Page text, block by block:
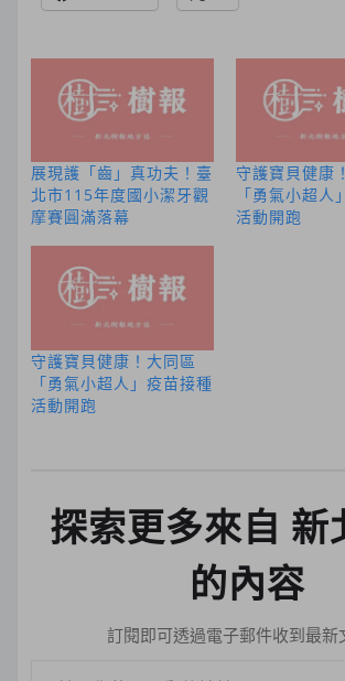
展現護「齒」真功夫！臺
北市115年度國小潔牙觀
摩賽圓滿落幕
守護寶貝健康
「勇氣小超人
活動開跑
守護寶貝健康！大同區
「勇氣小超人」疫苗接種
活動開跑
探索更多來自 新
的內容
訂閱即可透過電子郵件收到最新